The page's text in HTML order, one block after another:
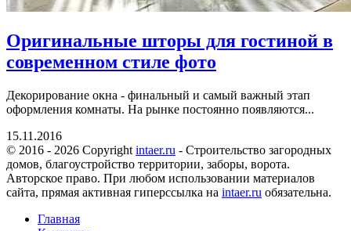
Оригинальные шторы для гостиной в
современном стиле фото
Декорирование окна - финальный и самый важный этап
оформления комнаты. На рынке постоянно появляются...
15.11.2016
© 2016 - 2026 Copyright intaer.ru - Cтроительство загородных
домов, благоустройство территории, заборы, ворота.
Авторское право. При любом использовании материалов
сайта, прямая активная гиперссылка на intaer.ru обязательна.
Главная